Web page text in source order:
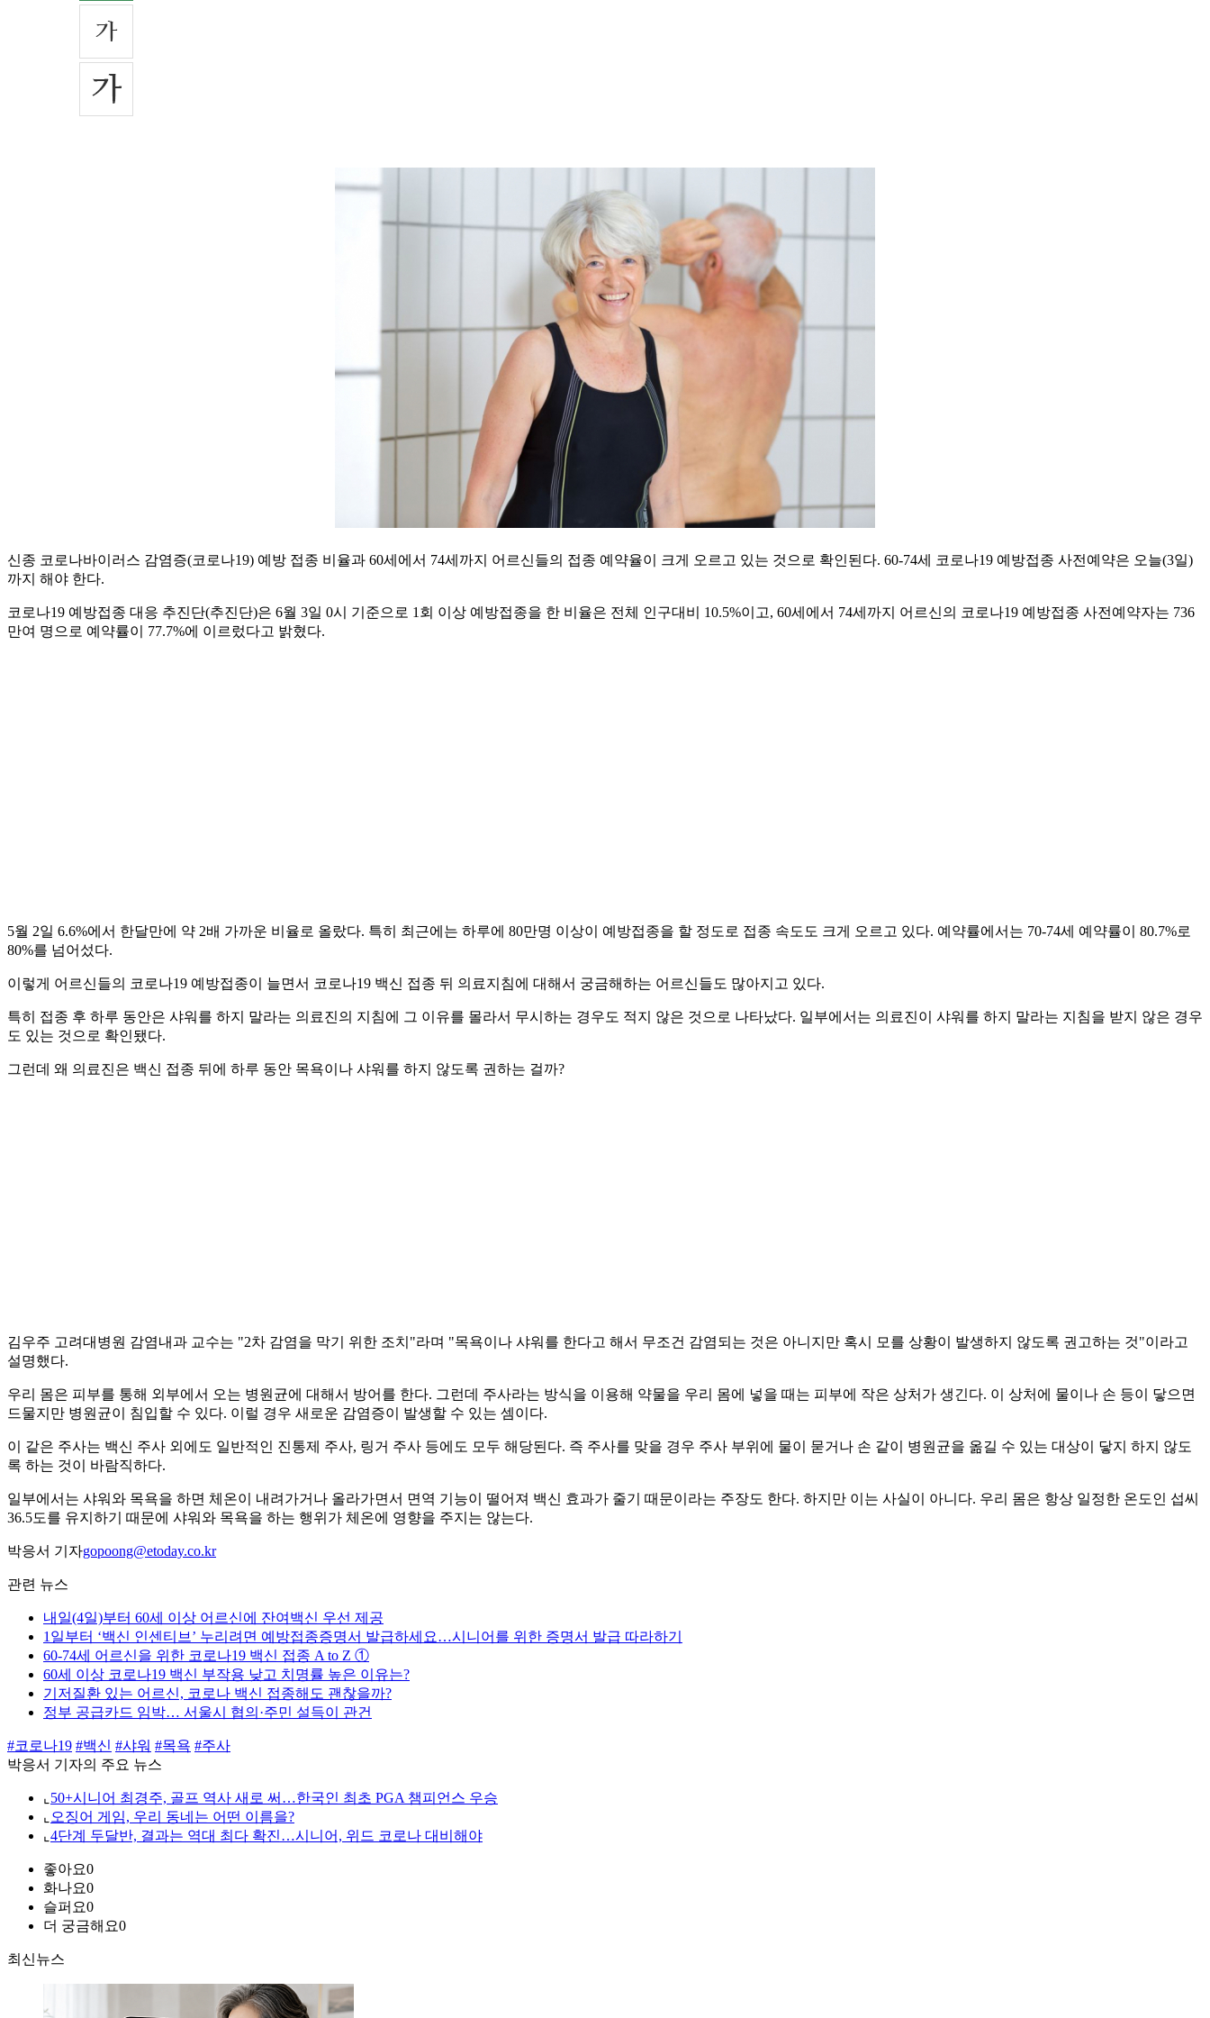
신종 코로나바이러스 감염증(코로나19) 예방 접종 비율과 60세에서 74세까지 어르신들의 접종 예약율이 크게 오르고 있는 것으로 확인된다. 60-74세 코로나19 예방접종 사전예약은 오늘(3일)
까지 해야 한다.
코로나19 예방접종 대응 추진단(추진단)은 6월 3일 0시 기준으로 1회 이상 예방접종을 한 비율은 전체 인구대비 10.5%이고, 60세에서 74세까지 어르신의 코로나19 예방접종 사전예약자는 736
만여 명으로 예약률이 77.7%에 이르렀다고 밝혔다.
5월 2일 6.6%에서 한달만에 약 2배 가까운 비율로 올랐다. 특히 최근에는 하루에 80만명 이상이 예방접종을 할 정도로 접종 속도도 크게 오르고 있다. 예약률에서는 70-74세 예약률이 80.7%로
80%를 넘어섰다.
이렇게 어르신들의 코로나19 예방접종이 늘면서 코로나19 백신 접종 뒤 의료지침에 대해서 궁금해하는 어르신들도 많아지고 있다.
특히 접종 후 하루 동안은 샤워를 하지 말라는 의료진의 지침에 그 이유를 몰라서 무시하는 경우도 적지 않은 것으로 나타났다. 일부에서는 의료진이 샤워를 하지 말라는 지침을 받지 않은 경우
도 있는 것으로 확인됐다.
그런데 왜 의료진은 백신 접종 뒤에 하루 동안 목욕이나 샤워를 하지 않도록 권하는 걸까?
김우주 고려대병원 감염내과 교수는 "2차 감염을 막기 위한 조치"라며 "목욕이나 샤워를 한다고 해서 무조건 감염되는 것은 아니지만 혹시 모를 상황이 발생하지 않도록 권고하는 것"이라고
설명했다.
우리 몸은 피부를 통해 외부에서 오는 병원균에 대해서 방어를 한다. 그런데 주사라는 방식을 이용해 약물을 우리 몸에 넣을 때는 피부에 작은 상처가 생긴다. 이 상처에 물이나 손 등이 닿으면
드물지만 병원균이 침입할 수 있다. 이럴 경우 새로운 감염증이 발생할 수 있는 셈이다.
이 같은 주사는 백신 주사 외에도 일반적인 진통제 주사, 링거 주사 등에도 모두 해당된다. 즉 주사를 맞을 경우 주사 부위에 물이 묻거나 손 같이 병원균을 옮길 수 있는 대상이 닿지 하지 않도
록 하는 것이 바람직하다.
일부에서는 샤워와 목욕을 하면 체온이 내려가거나 올라가면서 면역 기능이 떨어져 백신 효과가 줄기 때문이라는 주장도 한다. 하지만 이는 사실이 아니다. 우리 몸은 항상 일정한 온도인 섭씨
36.5도를 유지하기 때문에 샤워와 목욕을 하는 행위가 체온에 영향을 주지는 않는다.
박응서 기자gopoong@etoday.co.kr
관련 뉴스
내일(4일)부터 60세 이상 어르신에 잔여백신 우선 제공
1일부터 ‘백신 인센티브’ 누리려면 예방접종증명서 발급하세요…시니어를 위한 증명서 발급 따라하기
60-74세 어르신을 위한 코로나19 백신 접종 A to Z ①
60세 이상 코로나19 백신 부작용 낮고 치명률 높은 이유는?
기저질환 있는 어르신, 코로나 백신 접종해도 괜찮을까?
정부 공급카드 임박… 서울시 협의·주민 설득이 관건
#코로나19 #백신 #샤워 #목욕 #주사
박응서 기자의 주요 뉴스
⌞ 50+시니어 최경주, 골프 역사 새로 써…한국인 최초 PGA 챔피언스 우승
⌞ 오징어 게임, 우리 동네는 어떤 이름을?
⌞ 4단계 두달반, 결과는 역대 최다 확진…시니어, 위드 코로나 대비해야
좋아요0
화나요0
슬퍼요0
더 궁금해요0
최신뉴스